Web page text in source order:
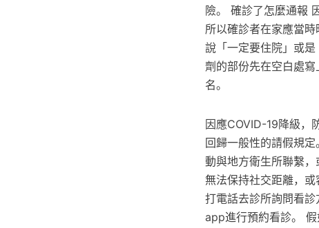
險。 確診了怎麼通報
所以確診者在家應當
說「一定要住院」或
劑的部份先在空白處
名。
因應COVID-19降級，
回歸一般性的請假規
動與地方衛生所聯繫
無法保持社交距離，
打電話去診所詢問看
app進行預約看診。